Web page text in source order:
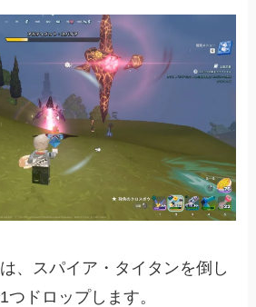
、スパイア・タイタンを倒し
つドロップします。